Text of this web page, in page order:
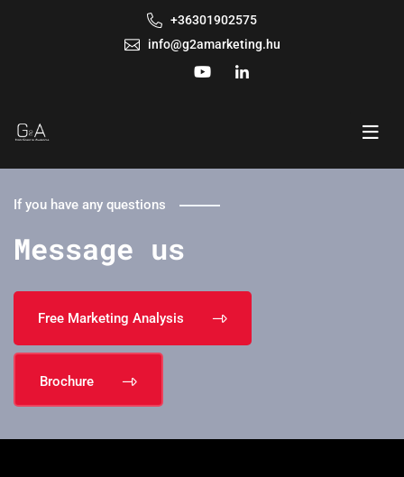
+36301902575
info@g2amarketing.hu
If you have any questions
Message us
Free Marketing Analysis
Brochure